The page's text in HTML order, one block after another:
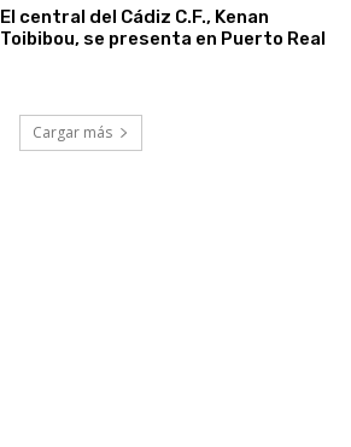
El central del Cádiz C.F., Kenan
Toibibou, se presenta en Puerto Real
Cargar más